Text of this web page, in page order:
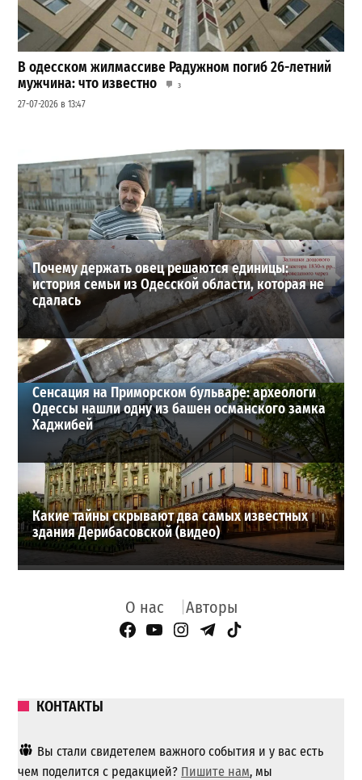
В одесском жилмассиве Радужном погиб 26-летний
мужчина: что известно
3
27-07-2026 в 13:47
Шезлонги, бунгало и VIP-зоны: сколько придется
заплатить за отдых в Аркадии
21-07-2026 в 19:23
ВИБОР РЕДАКЦИИ
Почему держать овец решаются единицы:
история семьи из Одесской области, которая не
сдалась
Сенсация на Приморском бульваре: археологи
Одессы нашли одну из башен османского замка
Хаджибей
Какие тайны скрывают два самых известных
здания Дерибасовской (видео)
О нас Авторы
Facebook Page
YouTube
Instagram
Telegram
TikTok
КОНТАКТЫ
Вы стали свидетелем важного события и у вас есть
чем поделится с редакцией? Пишите нам, мы